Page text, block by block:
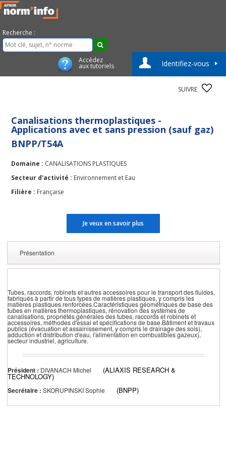
Recherche :
Accédez
aux tutoriels Identifiez-vous
SUIVRE
Canalisations thermoplastiques -
Applications avec et sans pression (sauf gaz)
BNPP/T54A
Domaine : CANALISATIONS PLASTIQUES
Secteur d'activité : Environnement et Eau
Filière : Française
Je veux en savoir plus
Présentation
Tubes, raccords, robinets et autres accessoires pour le transport des fluides,
fabriqués à partir de tous types de matières plastiques, y compris les
matières plastiques renforcées.Caractéristiques géométriques de base des
tubes en matières thermoplastiques, rénovation des systèmes de
canalisations, propriétés générales des tubes, raccords et robinets et
accessoires, méthodes d'essai et spécifications de base.Bâtiment et travaux
publics (évacuation et assainissement, y compris le drainage des sols),
adduction et distribution d'eau, l'alimentation en combustibles gazeux),
secteur industriel, agriculture.
Président : DIVANACH Michel (ALIAXIS RESEARCH &
TECHNOLOGY)
Secrétaire : SKORUPINSKI Sophie (BNPP)